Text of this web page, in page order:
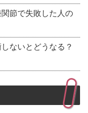
節で失敗した人の
ないとどうなる？